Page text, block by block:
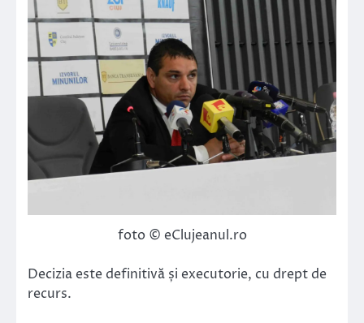
foto © eClujeanul.ro
Decizia este definitivă și executorie, cu drept de
recurs.